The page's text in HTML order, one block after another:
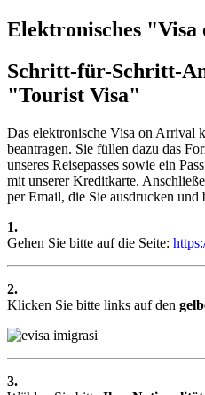
Elektronisches
Schritt-für-Schritt-
"Tourist Visa"
Das elektronische Visa on Arrival
beantragen. Sie füllen dazu das
unseres Reisepasses sowie ein
mit unserer Kreditkarte.
per Email, die Sie ausdrucken und
1.
Gehen Sie bitte auf die Seite:
2.
Klicken Sie bitte links auf den
3.